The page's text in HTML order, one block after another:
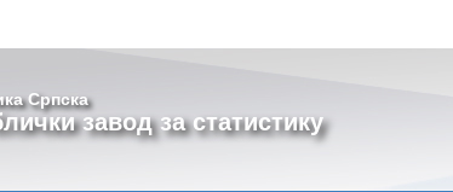
Српска
завод за статистику